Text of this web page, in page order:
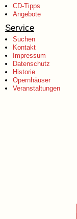
CD-Tipps
Angebote
Service
Suchen
Kontakt
Impressum
Datenschutz
Historie
Opernhäuser
Veranstaltungen